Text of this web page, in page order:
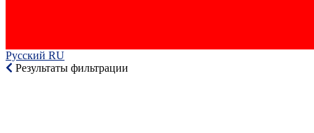
Русский RU‎
Результаты фильтрации